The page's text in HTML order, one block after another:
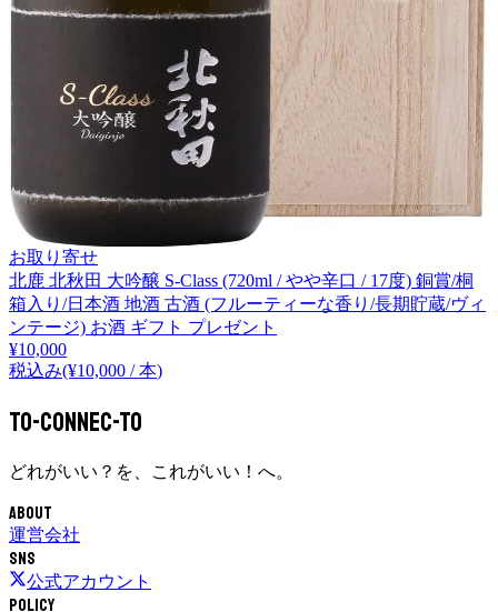
お取り寄せ
北鹿 北秋田 大吟醸 S-Class (720ml / やや辛口 / 17度) 銅賞/桐
箱入り/日本酒 地酒 古酒 (フルーティーな香り/長期貯蔵/ヴィ
ンテージ) お酒 ギフト プレゼント
¥10,000
税込み(¥10,000 / 本)
To-Connec-TO
どれがいい？を、これがいい！へ。
About
運営会社
SNS
公式アカウント
Policy